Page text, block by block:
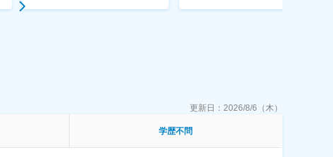
更新日： 2026/8/6（木）
学歴不問